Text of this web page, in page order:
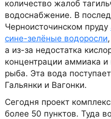
количество жалоб
водоснабжение. В
Черноисточинском пруду
сине-зелёные водоросли
а из-за недостатка
концентрации аммиака
рыба. Эта вода
Гальянки и Вагонки.
Сегодня проект
более 50 пунктов. Туда